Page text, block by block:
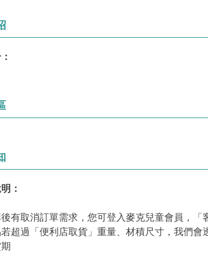
：
有取消訂單需求，您可登入麥克兒童會員，
超過「便利店取貨」重量、材積尺寸，我們會